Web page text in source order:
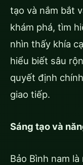
tạo và nắm bắt
khám phá, tìm
nhìn thấy khía
hiểu biết sâu
quyết định
giao tiếp.
Sáng tạo và
Bảo Bình nam